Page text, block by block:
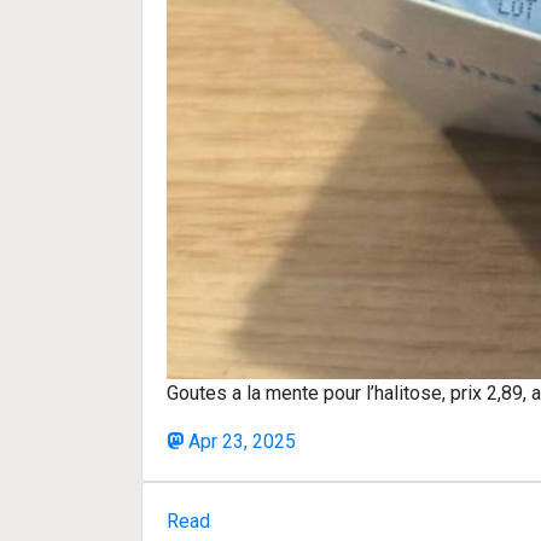
Goutes a la mente pour l’halitose, prix
Apr 23, 2025
Read